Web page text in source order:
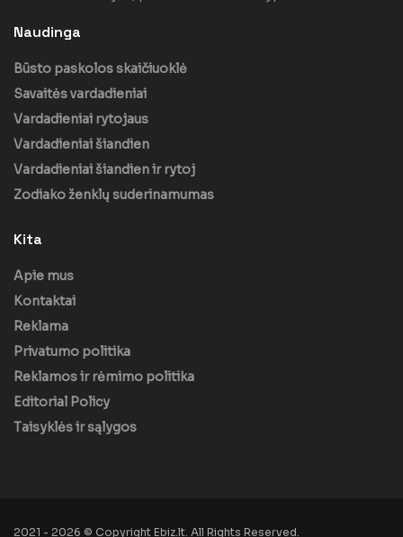
Naudinga
Būsto paskolos skaičiuoklė
Savaitės vardadieniai
Vardadieniai rytojaus
Vardadieniai šiandien
Vardadieniai šiandien ir rytoj
Zodiako ženklų suderinamumas
Kita
Apie mus
Kontaktai
Reklama
Privatumo politika
Reklamos ir rėmimo politika
Editorial Policy
Taisyklės ir sąlygos
2021 - 2026 © Copyright Ebiz.lt. All Rights Reserved.